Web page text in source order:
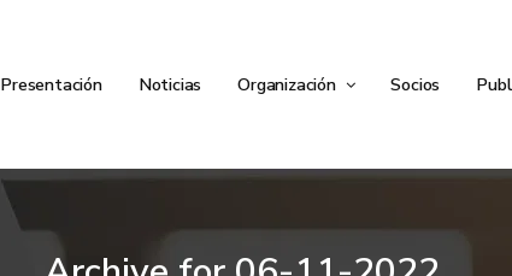
Presentación Noticias Organización Socios